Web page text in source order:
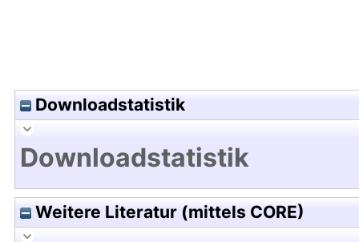
Downloadstatistik
Downloadstatistik
Weitere Literatur (mittels CORE)